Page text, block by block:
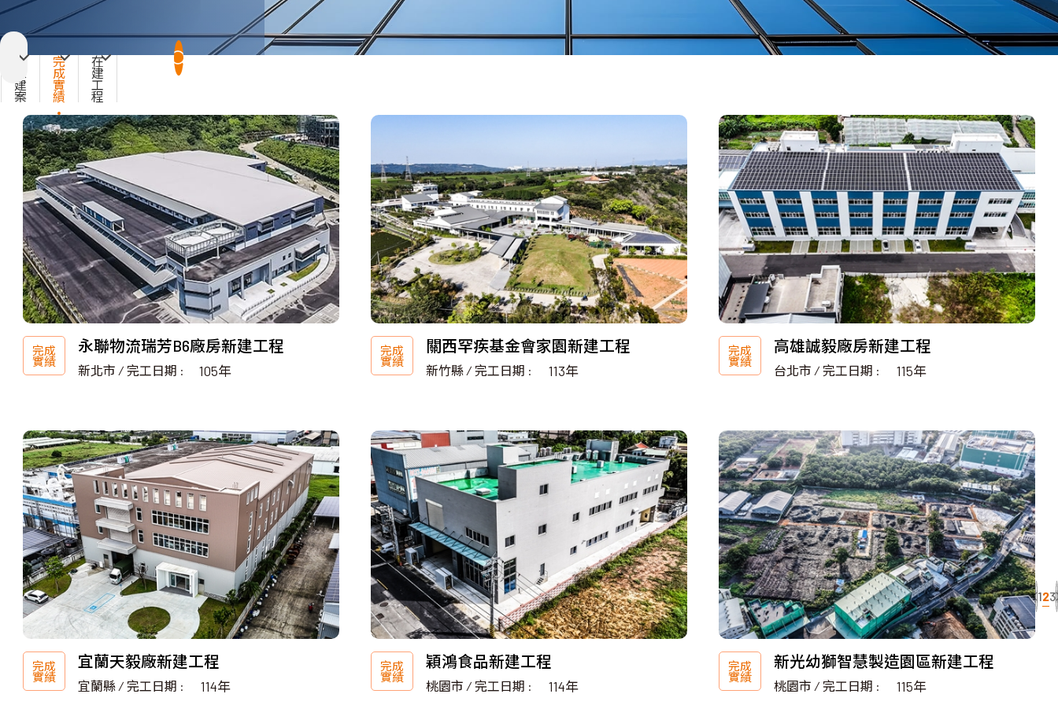
特
建
案
完
成
實
績
在
建
工
程
完成
實績
永聯物流瑞芳B6廠房新建工程
新北市 ∕ 完工日期 : 105年
完成
實績
關西罕疾基金會家園新建工程
新竹縣 ∕ 完工日期 : 113年
完成
實績
高雄誠毅廠房新建工程
台北市 ∕ 完工日期 : 115年
完成
實績
宜蘭天毅廠新建工程
宜蘭縣 ∕ 完工日期 : 114年
完成
實績
穎鴻食品新建工程
桃園市 ∕ 完工日期 : 114年
完成
實績
新光幼獅智慧製造園區新建工程
桃園市 ∕ 完工日期 : 115年
123